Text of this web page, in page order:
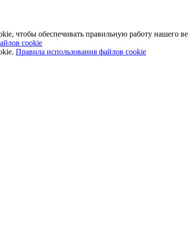
чтобы обеспечивать правильную работу нашего
cookie
Правила использования файлов cookie